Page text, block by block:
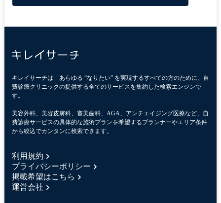
キレイサーチは「あらゆる “なりたい” を実現するすべての方のために、自
費診療クリニックの提供する全てのサービスを集約した検索エンジンで
す。
美容外科、美容皮膚科、審美歯科、AGA、アンチエイジング医療など、自
費診療サービスの具体的な施術プランを希望するプランナーやエリア条件
から絞込でカンタンに検索できます。
利用規約
プライバシーポリシー
掲載希望はこちら
運営会社